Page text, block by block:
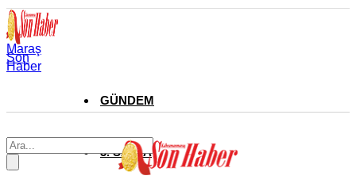
Maraş
Son
Haber
GÜNDEM
3. SAYFA